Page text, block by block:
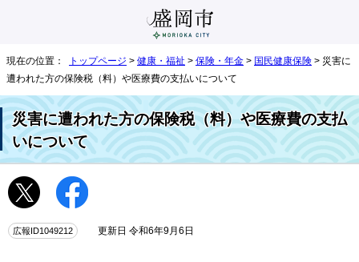
現在の位置： トップページ > 健康・福祉 > 保険・年金 > 国民健康保険 > 災害に
遭われた方の保険税（料）や医療費の支払いについて
災害に遭われた方の保険税（料）や医療費の支払
いについて
広報ID1049212 更新日 令和6年9月6日